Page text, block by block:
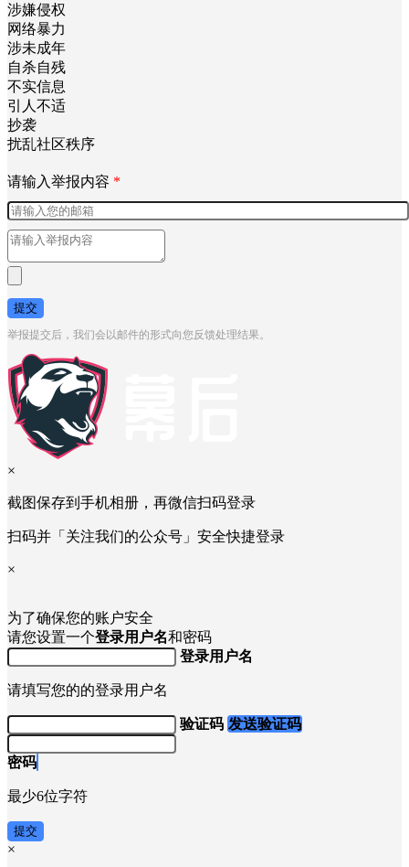
涉嫌侵权
网络暴力
涉未成年
自杀自残
不实信息
引人不适
抄袭
扰乱社区秩序
请输入举报内容 *
提交
举报提交后，我们会以邮件的形式向您反馈处理结果。
×
截图保存到手机相册，再微信扫码登录
扫码并「关注我们的公众号」安全快捷登录
×
为了确保您的账户安全
请您设置一个登录用户名和密码
登录用户名
请填写您的的登录用户名
验证码 发送验证码
密码
最少6位字符
提交
×